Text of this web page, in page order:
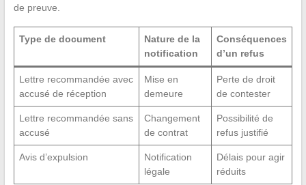
de preuve.
Type de document
Nature de la
notification
Conséquences
d’un refus
Lettre recommandée avec
accusé de réception
Mise en
demeure
Perte de droit
de contester
Lettre recommandée sans
accusé
Changement
de contrat
Possibilité de
refus justifié
Avis d’expulsion
Notification
légale
Délais pour agir
réduits